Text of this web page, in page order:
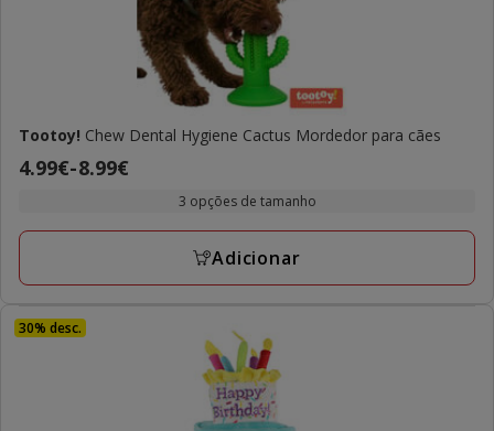
Tootoy! Chew Dental Hygiene Cactus Mordedor para cães
Preço
a
8.99€
4.99€-8.99€
3 opções de tamanho
Adicionar
30% desc.